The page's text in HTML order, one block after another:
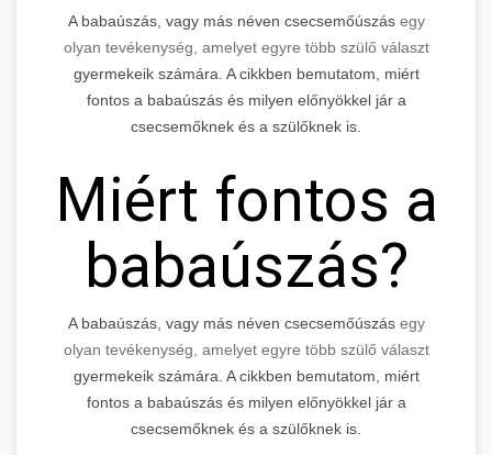
A babaúszás, vagy más néven csecsemőúszás egy
olyan tevékenység, amelyet egyre több szülő választ
gyermekeik számára. A cikkben bemutatom, miért
fontos a babaúszás és milyen előnyökkel jár a
csecsemőknek és a szülőknek is.
Miért fontos a
babaúszás?
A babaúszás, vagy más néven csecsemőúszás egy
olyan tevékenység, amelyet egyre több szülő választ
gyermekeik számára. A cikkben bemutatom, miért
fontos a babaúszás és milyen előnyökkel jár a
csecsemőknek és a szülőknek is.